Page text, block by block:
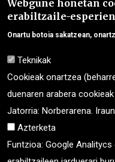
Webgune honetan
erabiltzaile-
Onartu botoia sakatzean,
Teknikak
Cookieak onartzea
duenaren arabera
Jatorria: Norberarena.
Azterketa
Funtzioa: Google